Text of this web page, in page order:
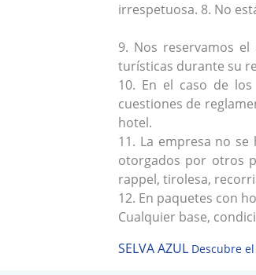
irrespetuosa. 8. No
9. Nos reservamos
turísticas durante su
10. En el caso de
cuestiones de
hotel.
11. La empresa no
otorgados por otros
rappel, tirolesa,
12. En paquetes con
Cualquier base,
SELVA AZUL Descubre